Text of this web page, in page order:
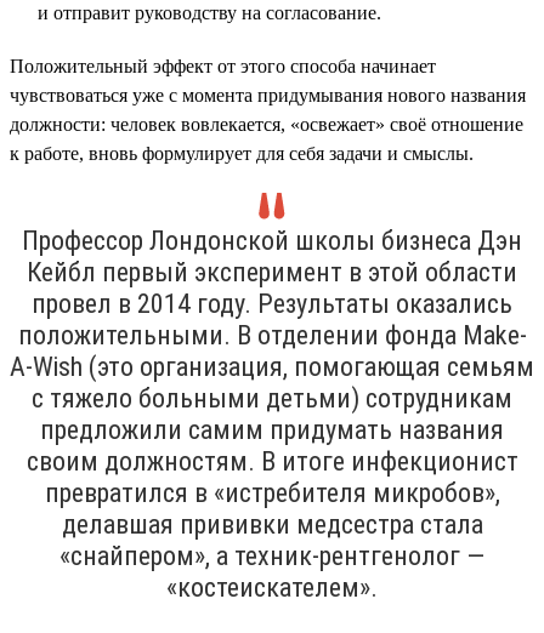
и отправит руководству на согласование.
Положительный эффект от этого способа начинает
чувствоваться уже с момента придумывания нового названия
должности: человек вовлекается, «освежает» своё отношение
к работе, вновь формулирует для себя задачи и смыслы.
Профессор Лондонской школы бизнеса Дэн
Кейбл первый эксперимент в этой области
провел в 2014 году. Результаты оказались
положительными. В отделении фонда Make-
A-Wish (это организация, помогающая семьям
с тяжело больными детьми) сотрудникам
предложили самим придумать названия
своим должностям. В итоге инфекционист
превратился в «истребителя микробов»,
делавшая прививки медсестра стала
«снайпером», а техник-рентгенолог —
«костеискателем».